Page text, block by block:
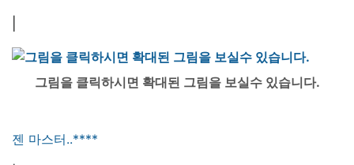
그림을 클릭하시면 확대된 그림을 보실수 있습니다.
젠 마스터..****